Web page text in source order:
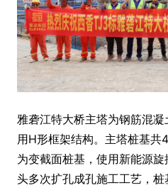
雅砻江特大桥主塔为钢筋混
用H形框架结构。主塔桩基
为变截面桩基，使用新能源
头多次扩孔成孔施工工艺，